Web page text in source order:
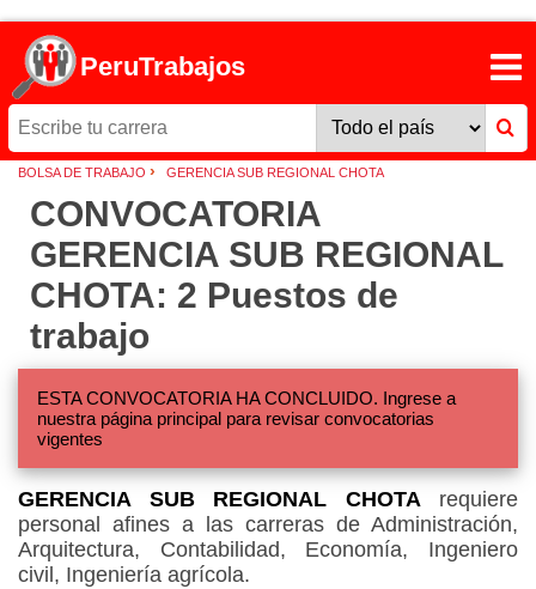
PeruTrabajos
BOLSA DE TRABAJO › GERENCIA SUB REGIONAL CHOTA
CONVOCATORIA
GERENCIA SUB REGIONAL
CHOTA: 2 Puestos de
trabajo
ESTA CONVOCATORIA HA CONCLUIDO. Ingrese a
nuestra página principal para revisar convocatorias
vigentes
GERENCIA SUB REGIONAL CHOTArequiere
personal afines a las carreras de Administración,
Arquitectura, Contabilidad, Economía, Ingeniero
civil, Ingeniería agrícola.